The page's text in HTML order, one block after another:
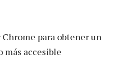
para obtener un
más accesible